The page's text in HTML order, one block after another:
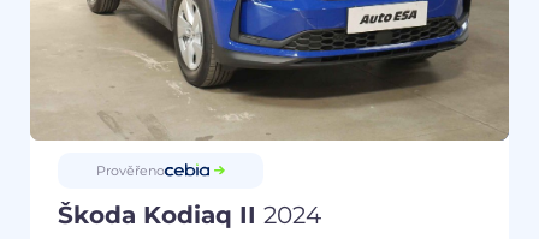
Prověřeno
Škoda Kodiaq II 2024